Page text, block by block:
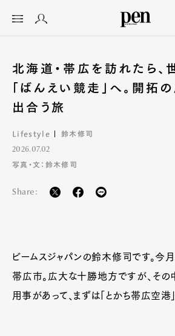
北海道・帯広を訪れたら、
「ばんえい競走」へ。開拓
出合う旅
Lifestyle 鈴木修司
2026.07.02
写真・文：鈴木修司
Share:
ビームスジャパンの鈴木修司です。今
帯広市。広大な十勝地方ですが、そ
用事があって、まずは「とかち帯広空港